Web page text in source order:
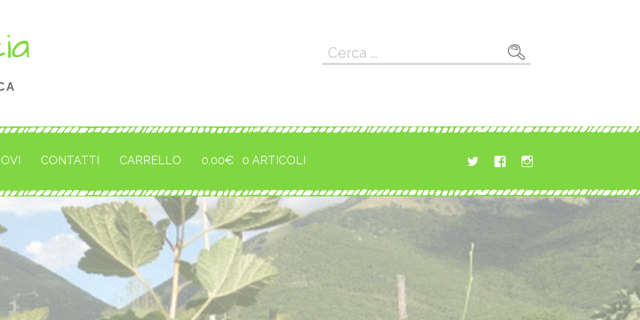
Ricerca
CONTATTI CARRELLO 0,00€ 0 ARTICOLI